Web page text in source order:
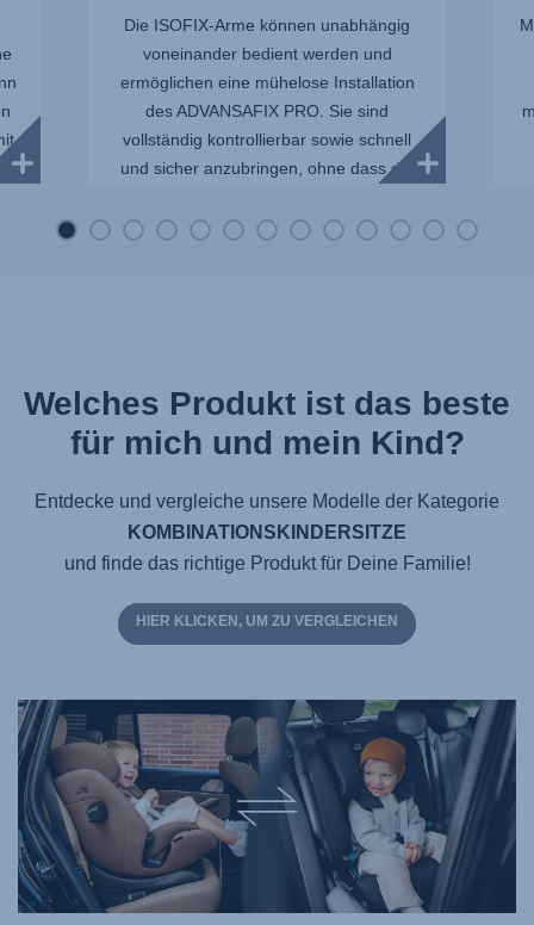
Die ISOFIX-Arme können unabhängig
voneinander bedient werden und
ermöglichen eine mühelose Installation
des ADVANSAFIX PRO. Sie sind
vollständig kontrollierbar sowie schnell
und sicher anzubringen, ohne dass die
Welches Produkt ist das beste
für mich und mein Kind?
Entdecke und vergleiche unsere Modelle der Kategorie
KOMBINATIONSKINDERSITZE
und finde das richtige Produkt für Deine Familie!
HIER KLICKEN, UM ZU VERGLEICHEN